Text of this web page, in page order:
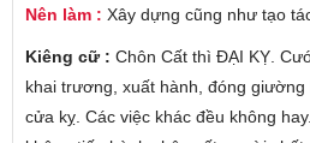
Nên làm : Xây dựng cũng như tạo
Kiêng cữ : Chôn Cất thì ĐẠI KỴ.
khai trương, xuất hành, đóng
cửa kỵ. Các việc khác đều không